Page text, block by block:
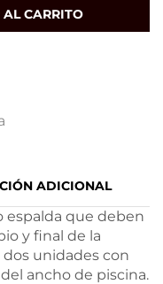
CARRITO
ADICIONAL
espalda que deben
y final de la
unidades con
ancho de piscina.